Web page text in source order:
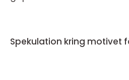
Spekulation kring motivet